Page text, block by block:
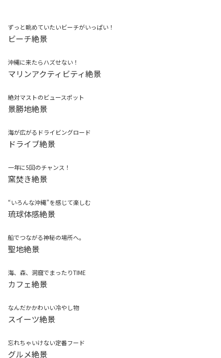
ずっと眺めていたいビーチがいっぱい！
ビーチ絶景
沖縄に来たらハズせない！
マリンアクティビティ絶景
絶対マストのビュースポット
景勝地絶景
海が広がるドライビングロード
ドライブ絶景
一年に5回のチャンス！
窯焚き絶景
“いろんな沖縄”を感じて楽しむ
琉球体感絶景
船でつながる神秘の場所へ。
聖地絶景
海、森、洞窟でまったりTIME
カフェ絶景
なんだかかわいい冷やし物
スイーツ絶景
忘れちゃいけない定番フード
グルメ絶景